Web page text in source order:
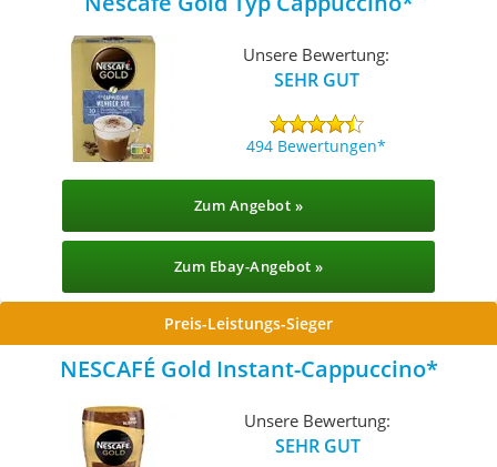
Unsere Bewertung:
SEHR GUT
494 Bewertungen
Zum Angebot »
Zum Ebay-Angebot »
Preis-Leistungs-Sieger
NESCAFÉ Gold Instant-Cappuccino
Unsere Bewertung:
SEHR GUT